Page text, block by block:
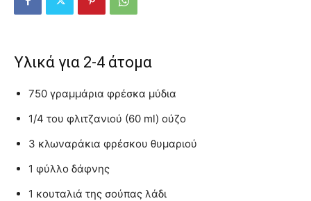
Υλικά για 2-4 άτομα
750 γραμμάρια φρέσκα μύδια
1/4 του φλιτζανιού (60 ml) ούζο
3 κλωναράκια φρέσκου θυμαριού
1 φύλλο δάφνης
1 κουταλιά της σούπας λάδι